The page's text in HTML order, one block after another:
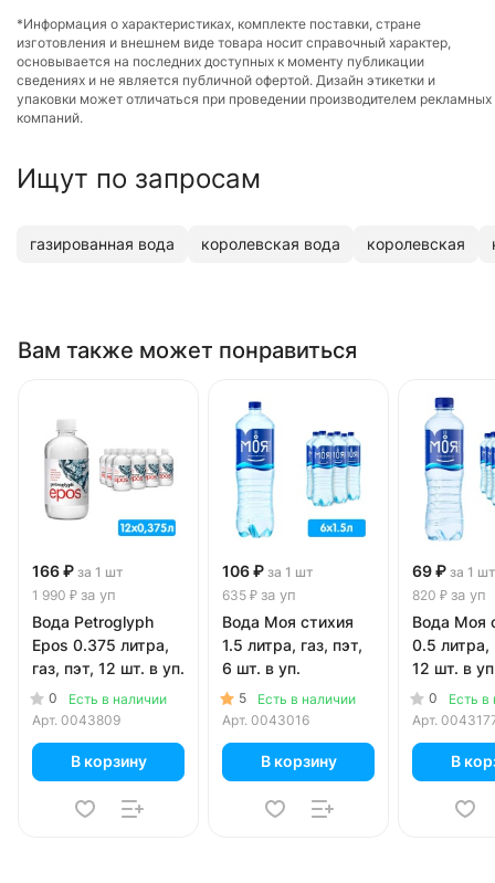
*Информация о характеристиках, комплекте поставки, стране
изготовления и внешнем виде товара носит справочный характер,
основывается на последних доступных к моменту публикации
сведениях и не является публичной офертой. Дизайн этикетки и
упаковки может отличаться при проведении производителем рекламных
компаний.
Ищут по запросам
газированная вода королевская вода королевская
Вам также может понравиться
166 ₽ за 1 шт
1 990 ₽ за уп
Вода Petroglyph
Epos 0.375 литра,
газ, пэт, 12 шт. в уп.
0
Есть в наличии
Арт. 0043809
В корзину
106 ₽ за 1 шт
635 ₽ за уп
Вода Моя стихия
1.5 литра, газ, пэт,
6 шт. в уп.
5
Есть в наличии
Арт. 0043016
В корзину
69 ₽ за 1 шт
820 ₽ за уп
Вода Моя
0.5 литра,
12 шт. в
0
Есть в
Арт.
В